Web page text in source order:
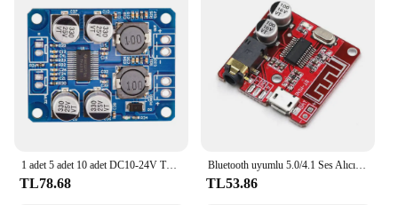
1 adet 5 adet 10 adet DC10-24V TPA3118D2 30W Mono dijital ses alma güç amplifikatörü dijital güç modülü ses amplifikatörü kurulu
TL78.68
Bluetooth uyumlu 5.0/4.1 Ses Alıcı Kartı USB 5V Güç Kablosuz Müzik Modülü 3.7-5V MP3 Kayıpsız Dekoder Kartı
TL53.86